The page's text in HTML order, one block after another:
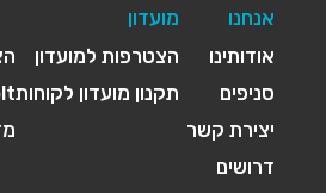
אנחנו
אודותינו
סניפים
יצירת קשר
דרושים
מועדון
הצטרפות למועדון
תקנון מועדון לקוחות